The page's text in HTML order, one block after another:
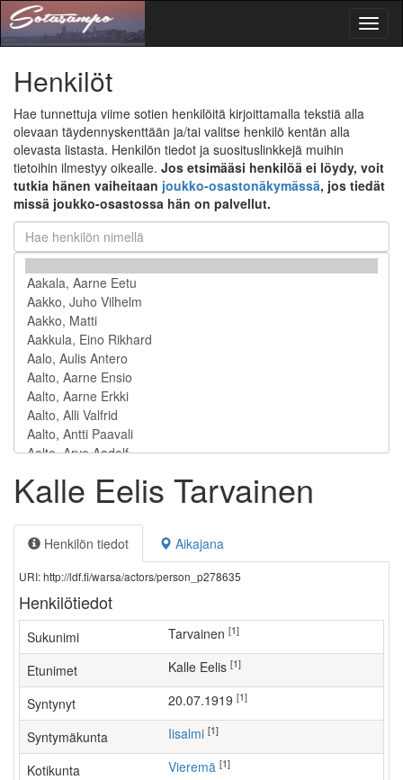
Henkilöt
Hae tunnettuja viime sotien henkilöitä kirjoittamalla tekstiä alla
olevaan täydennyskenttään ja/tai valitse henkilö kentän alla
olevasta listasta. Henkilön tiedot ja suosituslinkkejä muihin
tietoihin ilmestyy oikealle. Jos etsimääsi henkilöä ei löydy, voit
tutkia hänen vaiheitaan joukko-osastonäkymässä, jos tiedät
missä joukko-osastossa hän on palvellut.
Kalle Eelis Tarvainen
Henkilön tiedot Aikajana
URI: http://ldf.fi/warsa/actors/person_p278635
Henkilötiedot
Sukunimi Tarvainen [1]
Etunimet Kalle Eelis [1]
Syntynyt 20.07.1919 [1]
Syntymäkunta Iisalmi [1]
Kotikunta Vieremä [1]